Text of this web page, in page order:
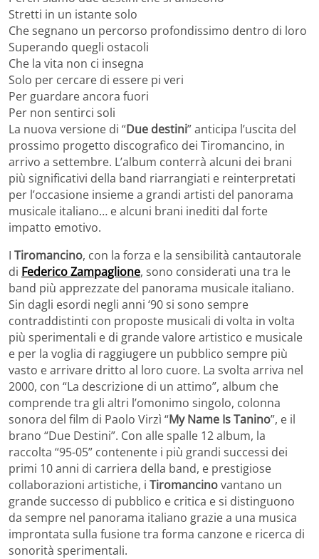
Stretti in un istante solo
Che segnano un percorso profondissimo dentro di loro
Superando quegli ostacoli
Che la vita non ci insegna
Solo per cercare di essere pi veri
Per guardare ancora fuori
Per non sentirci soli
La nuova versione di “Due destini” anticipa l’uscita del
prossimo progetto discografico dei Tiromancino, in
arrivo a settembre. L’album conterrà alcuni dei brani
più significativi della band riarrangiati e reinterpretati
per l’occasione insieme a grandi artisti del panorama
musicale italiano… e alcuni brani inediti dal forte
impatto emotivo.
I Tiromancino, con la forza e la sensibilità cantautorale
di FedericoZampaglione, sono considerati una tra le
band più apprezzate del panorama musicale italiano.
Sin dagli esordi negli anni ‘90 si sono sempre
contraddistinti con proposte musicali di volta in volta
più sperimentali e di grande valore artistico e musicale
e per la voglia di raggiugere un pubblico sempre più
vasto e arrivare dritto al loro cuore. La svolta arriva nel
2000, con “La descrizione di un attimo”, album che
comprende tra gli altri l’omonimo singolo, colonna
sonora del film di Paolo Virzì “My Name Is Tanino”, e il
brano “Due Destini”. Con alle spalle 12 album, la
raccolta “95-05” contenente i più grandi successi dei
primi 10 anni di carriera della band, e prestigiose
collaborazioni artistiche, i Tiromancinovantano un
grande successo di pubblico e critica e si distinguono
da sempre nel panorama italiano grazie a una musica
improntata sulla fusione tra forma canzone e ricerca di
sonorità sperimentali.